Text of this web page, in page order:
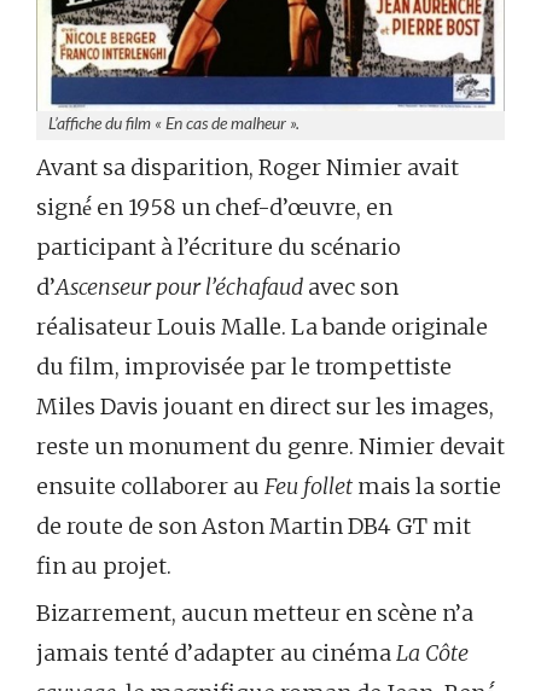
L’affiche du film « En cas de malheur ».
Avant sa disparition, Roger Nimier avait
signé́ en 1958 un chef-d’œuvre, en
participant à l’écriture du scénario
d’Ascenseur pour l’échafaud avec son
réalisateur Louis Malle. La bande originale
du film, improvisée par le trompettiste
Miles Davis jouant en direct sur les images,
reste un monument du genre. Nimier devait
ensuite collaborer au Feu follet mais la sortie
de route de son Aston Martin DB4 GT mit
fin au projet.
Bizarrement, aucun metteur en scène n’a
jamais tenté d’adapter au cinémaLa Côte